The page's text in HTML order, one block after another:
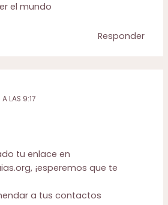
el mundo
Responder
A LAS 9:17
tu enlace en
, ¡esperemos que te
a tus contactos